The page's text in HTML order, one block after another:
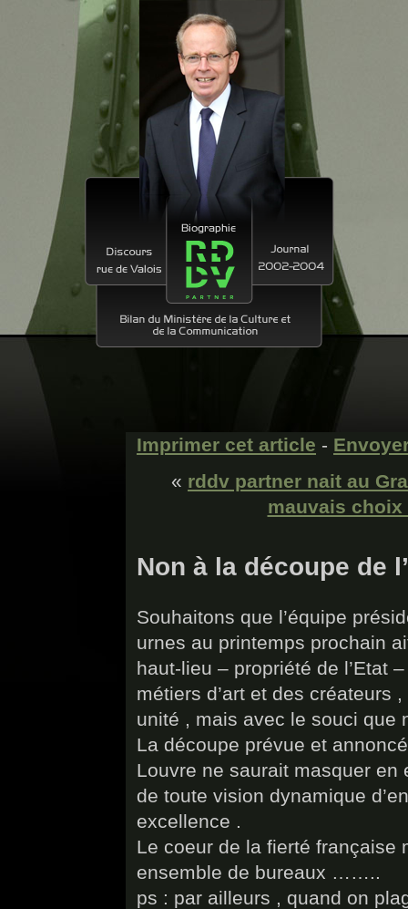
Imprimer cet article -
« rddv partner nait au
mauvais choix
Non à la découpe de
Souhaitons que l’équipe
urnes au printemps prochain
haut-lieu – propriété de l’Etat
métiers d’art et des créateurs
unité , mais avec le souci que
La découpe prévue et
Louvre ne saurait masquer en
de toute vision dynamique
excellence .
Le coeur de la fierté française
ensemble de bureaux ……..
ps : par ailleurs , quand on